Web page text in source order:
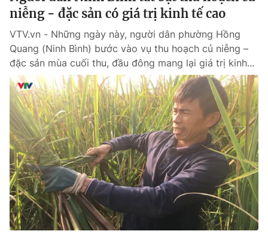
niễng - đặc sản có giá trị kinh tế cao
VTV.vn - Những ngày này, người dân phường Hồng
Quang (Ninh Bình) bước vào vụ thu hoạch củ niễng –
đặc sản mùa cuối thu, đầu đông mang lại giá trị kinh...